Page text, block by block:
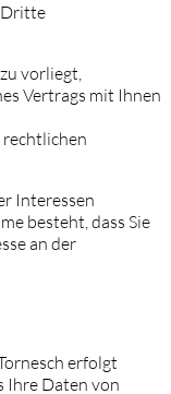
Dritte
vorliegt,
Vertrags mit Ihnen
Interessen
besteht, dass Sie
an der
erfolgt
Ihre Daten von